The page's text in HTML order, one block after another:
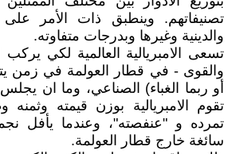
تصنيفاتهم. وينطبق ذات الأمر على
والدينية وغيرها وبدرجات متفاوته.
تسعى الامبريالية العالمية لكي يركب
والقوى - في قطار العولمة في زمن
أو ربما الغباء) الصناعي، وما ان
تقوم الامبريالية بوزن قيمته وثمنه
تمرده و "عنفصته"، وعندما يأفل
سائغة خارج قطار العولمة.